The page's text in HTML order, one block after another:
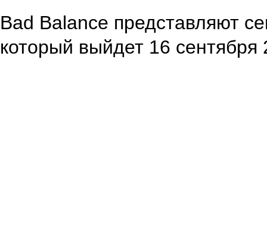
Bad Balance представляют
который выйдет 16 сентября